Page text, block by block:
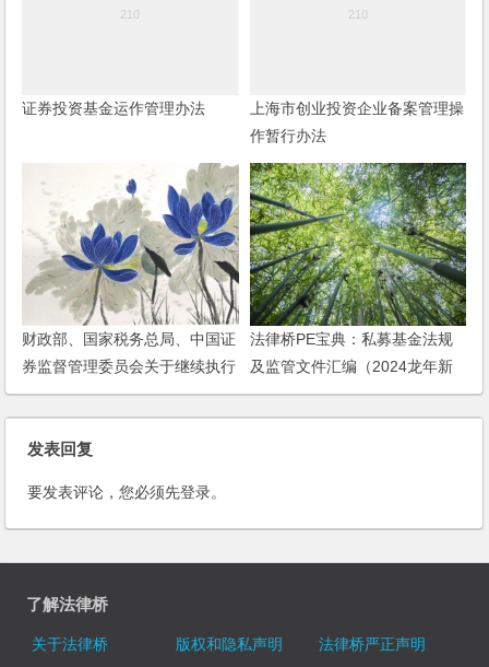
证券投资基金运作管理办法
上海市创业投资企业备案管理操
作暂行办法
财政部、国家税务总局、中国证
券监督管理委员会关于继续执行
内地与香港基金互认有关个人所
得税政策的通知
法律桥PE宝典：私募基金法规
及监管文件汇编（2024龙年新
春版）
发表回复
要发表评论，您必须先登录。
了解法律桥
关于法律桥 版权和隐私声明
法律桥严正声明